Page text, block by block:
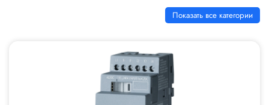
Серводвигатели
Програмируеммые логические контроллеры (ПЛК)
Устройства для человека машинного интерфейса (HMI панели)
Показать все категории